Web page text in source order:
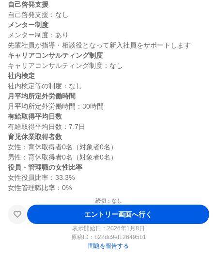
自己啓発支援
メンター制度
メンター制度：あり
キャリアコンサルティング制度
社内検定
月平均所定外労働時間
有給取得平均日数
育児休業取得者数
女性：育休取得者0名（対象者0名）
役員・管理職の女性比率
女性役員比率：33.3%
締切：なし
エントリー画面へ行く
表示開始日：2026年1月8日
原稿ID： b22dc9ef126495b1
問題を報告する